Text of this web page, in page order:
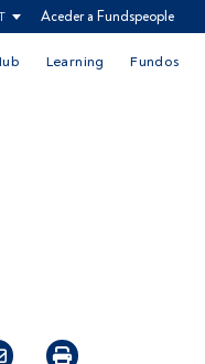
Aceder a Fundspeople
Learning Fundos